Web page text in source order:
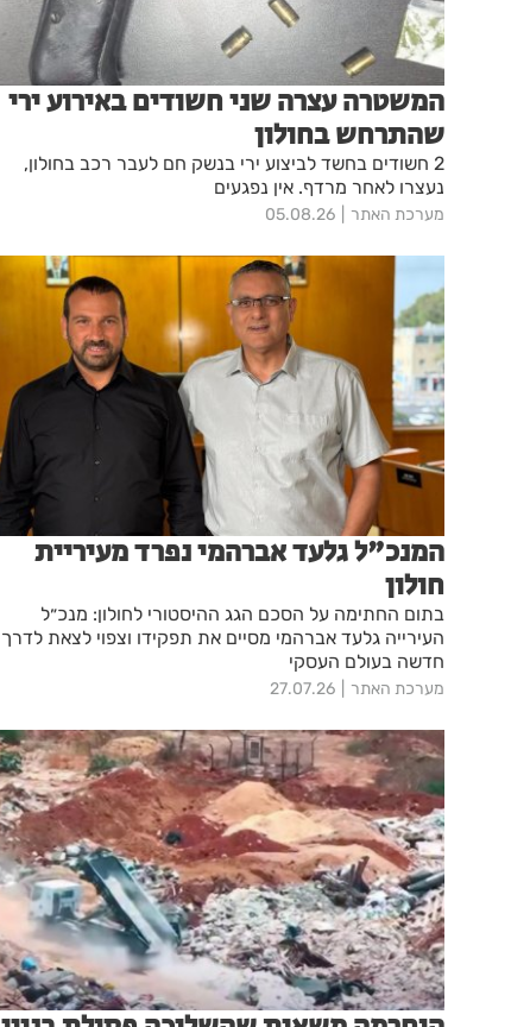
המשטרה עצרה שני חשודים באירוע ירי
שהתרחש בחולון
2 חשודים בחשד לביצוע ירי בנשק חם לעבר רכב בחולון,
נעצרו לאחר מרדף. אין נפגעים
מערכת האתר 05.08.26
המנכ"ל גלעד אברהמי נפרד מעיריית
חולון
בתום החתימה על הסכם הגג ההיסטורי לחולון: מנכ״ל
העירייה גלעד אברהמי מסיים את תפקידו וצפוי לצאת לדרך
חדשה בעולם העסקי
מערכת האתר 27.07.26